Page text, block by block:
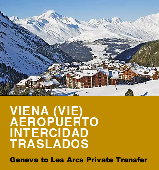
VIENA (VIE)
AEROPUERTO
INTERCIDAD
TRASLADOS
Geneva to Les Arcs Private Transfer